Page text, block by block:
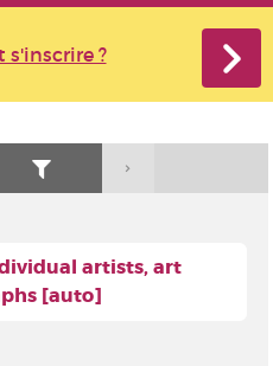
?
artists, art
[auto]